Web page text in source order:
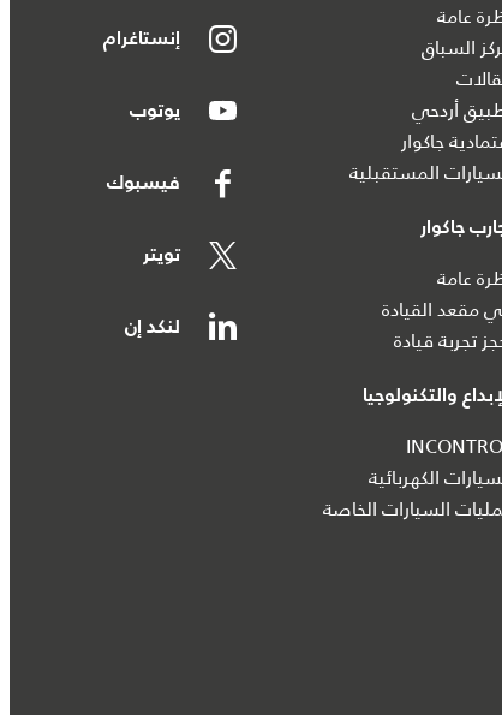
عامة
السباق
أردحي
جاكوار
المستقبلية
جاكوار
عامة
مقعد القيادة
تجربة قيادة
والتكنولوجيا
الكهربائية
السيارات الخاصة
إنستاغرام
يوتوب
فيسبوك
تويتر
لنكد إن